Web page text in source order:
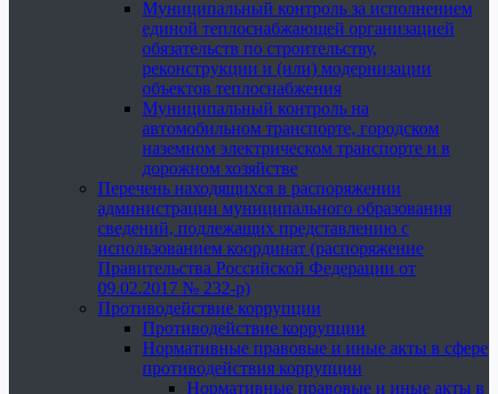
Муниципальный контроль за исполнением
единой теплоснабжающей организацией
обязательств по строительству,
реконструкции и (или) модернизации
объектов теплоснабжения
Муниципальный контроль на
автомобильном транспорте, городском
наземном электрическом транспорте и в
дорожном хозяйстве
Перечень находящихся в распоряжении
администрации муниципального образования
сведений, подлежащих представлению с
использованием координат (распоряжение
Правительства Российской Федерации от
09.02.2017 № 232-р)
Противодействие коррупции
Противодействие коррупции
Нормативные правовые и иные акты в сфере
противодействия коррупции
Нормативные правовые и иные акты в